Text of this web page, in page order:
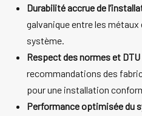
Durabilité accrue de
galvanique entre les métaux
système.
Respect des normes et DTU
recommandations des
pour une installation
Performance optimisée du